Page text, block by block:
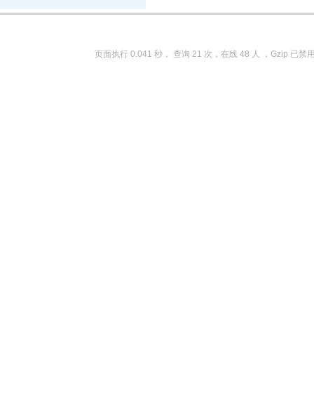
页面执行 0.041 秒， 查询 21 次，在线 48 人 ，Gzip 已